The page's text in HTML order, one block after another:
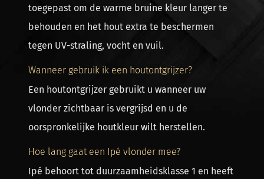
toegepast om de warme bruine kleur langer te
behouden en het hout extra te beschermen
tegen UV-straling, vocht en vuil.
Wanneer gebruik ik een houtontgrijzer?
Een houtontgrijzer gebruikt u wanneer uw
vlonder zichtbaar is vergrijsd en u de
oorspronkelijke houtkleur wilt herstellen.
Hoe lang gaat een Ipé vlonder mee?
Ipé behoort tot duurzaamheidsklasse 1 en heeft